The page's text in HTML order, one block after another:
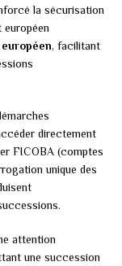
la sécurisation
, facilitant
directement
FICOBA (comptes
unique des
attention
une succession